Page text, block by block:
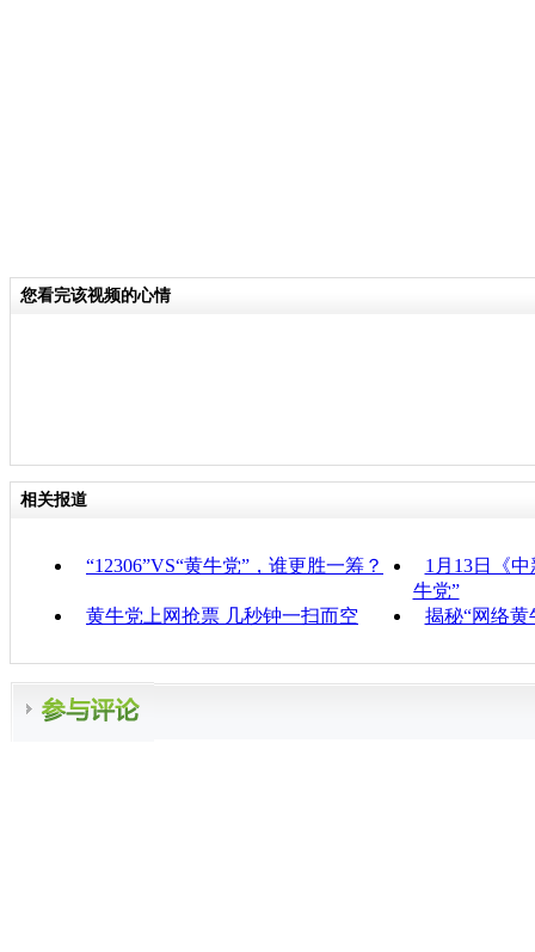
您看完该视频的心情
相关报道
“12306”VS“黄牛党”，谁更胜一筹？
1月13日《中
牛党”
黄牛党上网抢票 几秒钟一扫而空
揭秘“网络黄